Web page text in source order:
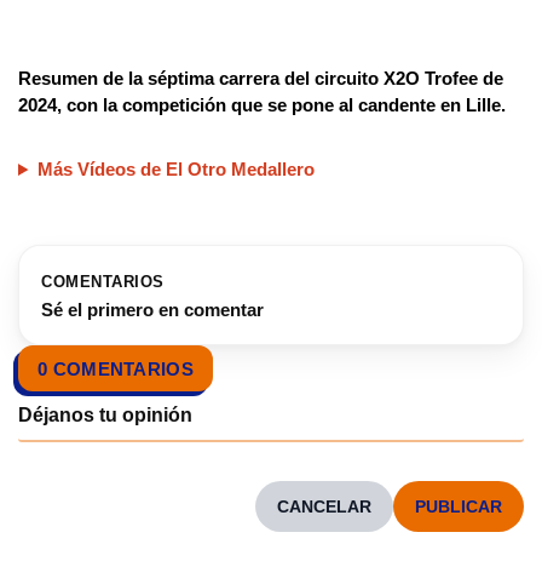
Resumen de la séptima carrera del circuito X2O Trofee de
2024, con la competición que se pone al candente en Lille.
Más Vídeos de El Otro Medallero
COMENTARIOS
Sé el primero en comentar
0 COMENTARIOS
CANCELAR